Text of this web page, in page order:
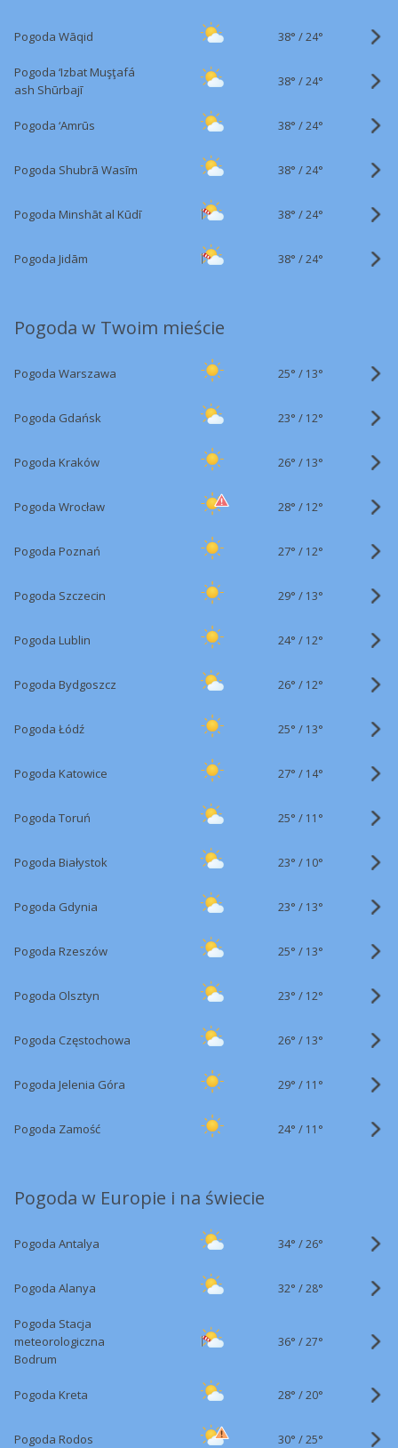
Pogoda Wāqid 38° /24°
Pogoda ‘Izbat Muşţafá
ash Shūrbajī
38° /24°
Pogoda ‘Amrūs 38° /24°
Pogoda Shubrā Wasīm 38° /24°
Pogoda Minshāt al Kūdī 38° /24°
Pogoda Jidām 38° /24°
Pogoda w Twoim mieście
Pogoda Warszawa 25° / 13°
Pogoda Gdańsk 23° / 12°
Pogoda Kraków 26° / 13°
Pogoda Wrocław 28° / 12°
Pogoda Poznań 27° / 12°
Pogoda Szczecin 29° / 13°
Pogoda Lublin 24° / 12°
Pogoda Bydgoszcz 26° / 12°
Pogoda Łódź 25° / 13°
Pogoda Katowice 27° / 14°
Pogoda Toruń 25° / 11°
Pogoda Białystok 23° / 10°
Pogoda Gdynia 23° / 13°
Pogoda Rzeszów 25° / 13°
Pogoda Olsztyn 23° / 12°
Pogoda Częstochowa 26° / 13°
Pogoda Jelenia Góra 29° / 11°
Pogoda Zamość 24° / 11°
Pogoda w Europie i na świecie
Pogoda Antalya 34° /26°
Pogoda Alanya 32° /28°
Pogoda Stacja
meteorologiczna
Bodrum
36° /27°
Pogoda Kreta 28° /20°
Pogoda Rodos 30° /25°